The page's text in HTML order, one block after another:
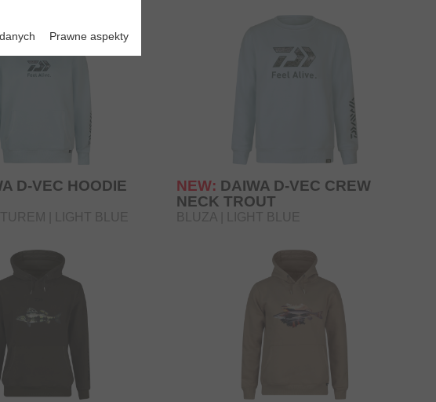
D-VEC HOODIE
| LIGHT BLUE
NEW: DAIWA D-VEC CREW
NECK TROUT
BLUZA | LIGHT BLUE
Prawne aspekty